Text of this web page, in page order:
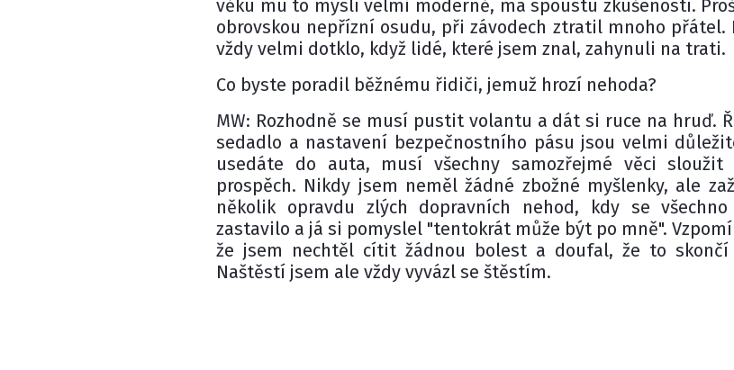
věku mu to myslí velmi moderně, má spoustu zkušeností.
obrovskou nepřízní osudu, při závodech ztratil mnoho přátel.
vždy velmi dotklo, když lidé, které jsem znal, zahynuli na trati.
Co byste poradil běžnému řidiči, jemuž hrozí nehoda?
MW: Rozhodně se musí pustit volantu a dát si ruce na hruď.
sedadlo a nastavení bezpečnostního pásu jsou velmi
usedáte do auta, musí všechny samozřejmé věci sloužit
prospěch. Nikdy jsem neměl žádné zbožné myšlenky, ale
několik opravdu zlých dopravních nehod, kdy se všechno
zastavilo a já si pomyslel "tentokrát může být po mně".
že jsem nechtěl cítit žádnou bolest a doufal, že to skončí
Naštěstí jsem ale vždy vyvázl se štěstím.